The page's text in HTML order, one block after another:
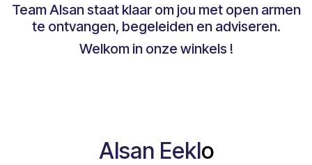
Team Alsan staat klaar om jou met open armen
te ontvangen, begeleiden en adviseren.
Welkom in onze winkels !
Alsan Eeklo